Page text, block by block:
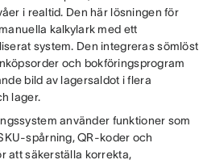
i realtid. Den här lösningen för
kalkylark med ett
system. Den integreras sömlöst
och bokföringsprogram
bild av lagersaldot i flera
lager.
använder funktioner som
spårning, QR-koder och
att säkerställa korrekta,